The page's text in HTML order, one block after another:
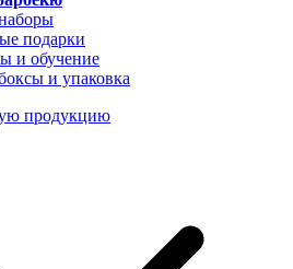
подарки
и обучение
и упаковка
продукцию